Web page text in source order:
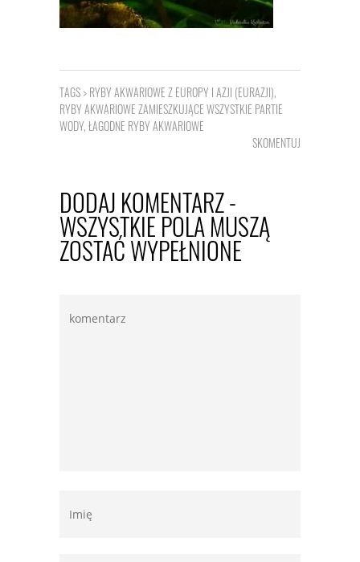
TAGS >RYBY AKWARIOWE Z EUROPY I AZJI (EURAZJI),
RYBY AKWARIOWE ZAMIESZKUJĄCE WSZYSTKIE PARTIE
WODY,ŁAGODNE RYBY AKWARIOWE
SKOMENTUJ
DODAJ KOMENTARZ -
WSZYSTKIE POLA MUSZĄ
ZOSTAĆ WYPEŁNIONE